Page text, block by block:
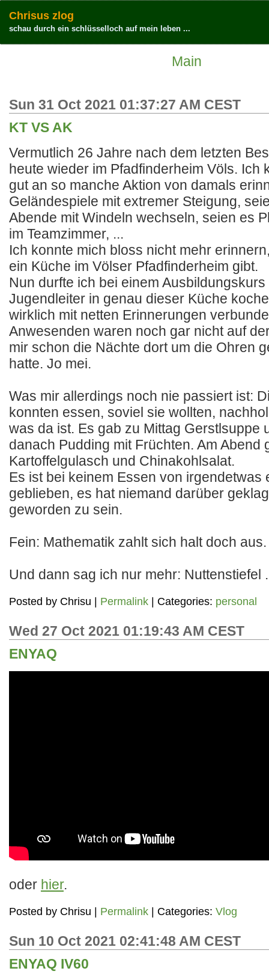
Chrisus zlog
schau durch ein schlüsselloch auf mein leben ...
Main
Sun 31 Oct 2021 01:37:27 AM CEST
KT VS AK
Vermutlich 26 Jahre nach dem letzten
heute wieder im Pfadfinderheim Völs. Ich
gut an so manche Aktion von damals
Geländespiele mit extremer Steigung,
Abende mit Windeln wechseln, seien es
im Teamzimmer, ...
Ich konnte mich bloss nicht mehr
ein Küche im Völser Pfadfinderheim gibt.
Nun durfte ich bei einem Ausbildungskurs
Jugendleiter in genau dieser Küche
wirklich mit netten Erinnerungen
Anwesenden waren noch gar nicht auf
mir schon die Nächte dort um die Ohren
hatte. Jo mei.
Was mir allerdings noch nie passiert ist:
konnten essen, soviel sie wollten,
was da ist. Es gab zu Mittag Gerstlsuppe
danach Pudding mit Früchten. Am Abend
Kartoffelgulasch und Chinakohlsalat.
Es ist bei keinem Essen von irgendetwas
geblieben, es hat niemand darüber
geworden zu sein.
Fein: Mathematik zahlt sich halt doch aus.
Und dann sag ich nur mehr: Nuttenstiefel
Posted by Chrisu Permalink | Categories: personal
Wed 27 Oct 2021 01:19:43 AM CEST
ENYAQ
oder hier.
Posted by Chrisu Permalink | Categories: Vlog
Sun 10 Oct 2021 02:41:48 AM CEST
ENYAQ IV60